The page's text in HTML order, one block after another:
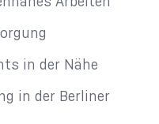
in der Nähe
in der Berliner